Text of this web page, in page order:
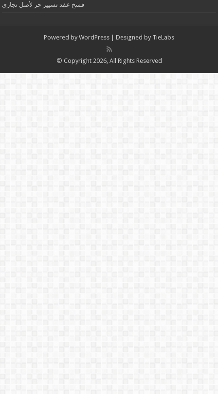
فسخ عقد تسيير حر لأصل تجاري
Powered by WordPress | Designed by TieLabs
© Copyright 2026, All Rights Reserved